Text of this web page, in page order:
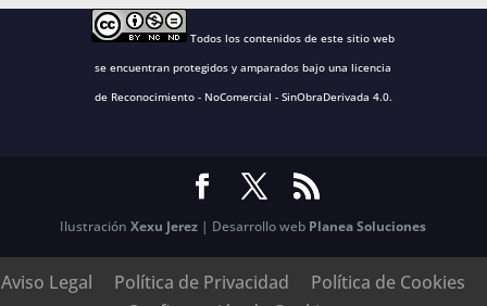
Todos los contenidos de este sitio web
se encuentran protegidos y amparados bajo unalicencia
de Reconocimiento - NoComercial - SinObraDerivada 4.0.
IlustraciónXexu Jerez | Desarrollo web Planea Soluciones
Aviso Legal Política de Privacidad
Política de Cookies